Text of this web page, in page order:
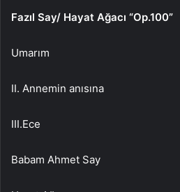
Fazıl Say/ Hayat Ağacı “Op.100”
Umarım
II. Annemin anısına
III.Ece
Babam Ahmet Say